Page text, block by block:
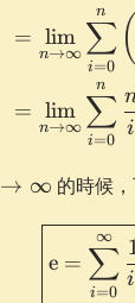
=
n→∞
lim
i=0
∑
n
=
n→∞
lim
i=0
∑
n
i
→ ∞ 的時候
e =
i=0
∑
∞
i